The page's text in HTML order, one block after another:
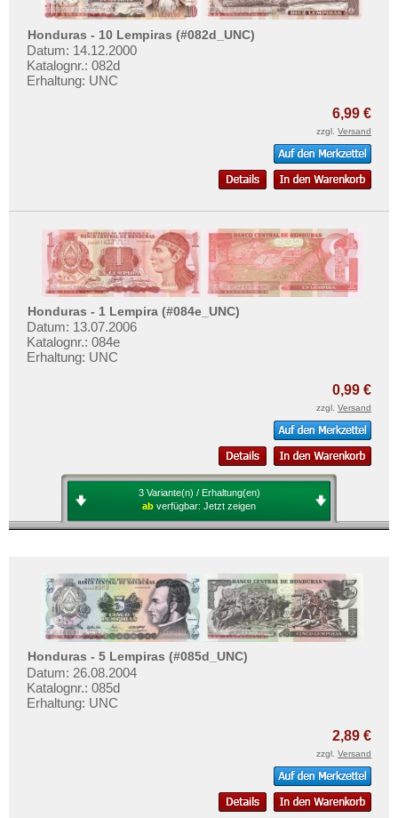
Honduras - 10 Lempiras (#082d_UNC)
Datum: 14.12.2000
Katalognr.: 082d
Erhaltung: UNC
6,99 €
zzgl. Versand
Honduras - 1 Lempira (#084e_UNC)
Datum: 13.07.2006
Katalognr.: 084e
Erhaltung: UNC
0,99 €
zzgl. Versand
3 Variante(n) / Erhaltung(en)
ab verfügbar: Jetzt zeigen
Honduras - 5 Lempiras (#085d_UNC)
Datum: 26.08.2004
Katalognr.: 085d
Erhaltung: UNC
2,89 €
zzgl. Versand